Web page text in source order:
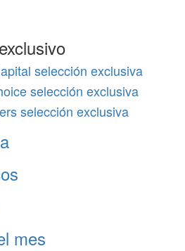
selección exclusiva
selección exclusiva
selección exclusiva
mes